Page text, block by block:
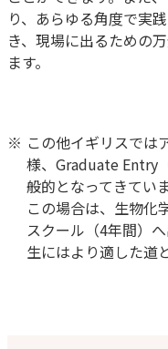
り、あらゆる角度で実
き、現場に出るための
ます。
この他イギリスでは
様、Graduate Entry
般的となってきていま
この場合は、生物化
スクール（4年間）
生にはより適した道